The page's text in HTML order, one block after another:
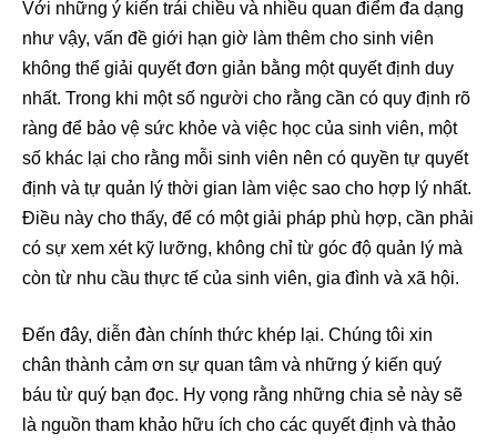
Với những ý kiến trái chiều và nhiều quan điểm đa dạng
như vậy, vấn đề giới hạn giờ làm thêm cho sinh viên
không thể giải quyết đơn giản bằng một quyết định duy
nhất. Trong khi một số người cho rằng cần có quy định rõ
ràng để bảo vệ sức khỏe và việc học của sinh viên, một
số khác lại cho rằng mỗi sinh viên nên có quyền tự quyết
định và tự quản lý thời gian làm việc sao cho hợp lý nhất.
Điều này cho thấy, để có một giải pháp phù hợp, cần phải
có sự xem xét kỹ lưỡng, không chỉ từ góc độ quản lý mà
còn từ nhu cầu thực tế của sinh viên, gia đình và xã hội.
Đến đây, diễn đàn chính thức khép lại. Chúng tôi xin
chân thành cảm ơn sự quan tâm và những ý kiến quý
báu từ quý bạn đọc. Hy vọng rằng những chia sẻ này sẽ
là nguồn tham khảo hữu ích cho các quyết định và thảo